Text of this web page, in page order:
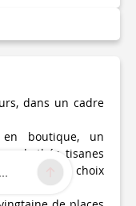
dans un cadre
boutique, un
de thés, tisanes
avec un choix